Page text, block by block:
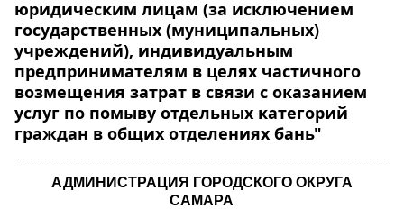
юридическим лицам (за исключением
государственных (муниципальных)
учреждений), индивидуальным
предпринимателям в целях частичного
возмещения затрат в связи с оказанием
услуг по помыву отдельных категорий
граждан в общих отделениях бань"
АДМИНИСТРАЦИЯ ГОРОДСКОГО ОКРУГА
САМАРА